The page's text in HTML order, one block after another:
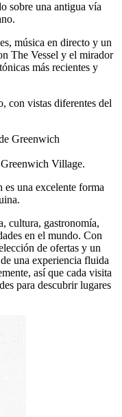
sobre una antigua vía
música en directo y un
The Vessel y el mirador
más recientes y
con vistas diferentes del
Village.
una excelente forma
cultura, gastronomía,
en el mundo. Con
de ofertas y un
una experiencia fluida
así que cada visita
para descubrir lugares